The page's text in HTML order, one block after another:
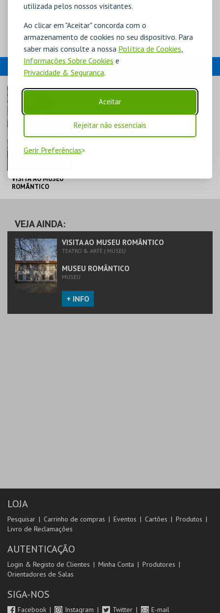
utilizada pelos nossos visitantes.
Ao clicar em "Aceitar" concorda com o
armazenamento de cookies no seu dispositivo. Para
saber mais consulte a nossa Política de Cookies
Informações Sobre Cookies e
Privacidade & Segurança.
Aceitar
Rejeitar não essenciais
Gerir Preferências
EVENTOS
VISITA AO MUSEU
ROMÂNTICO
MAIS INFO
COMPRAR
VEJA AINDA:
VISITA AO MUSEU ROMÂNTICO
TEATRO & ARTE | MUSEU
MUSEU ROMÂNTICO
MUSEU
+ INFO
LOJA
Pesquisar Carrinho de compras Eventos Cartões
Produtos
Livro de Reclamações
AUTENTICAÇÃO
Login & Registo de Clientes Minha Conta
Produtores
Orientadores de Salas
SIGA-NOS
Facebook Instagram Twitter E-mail